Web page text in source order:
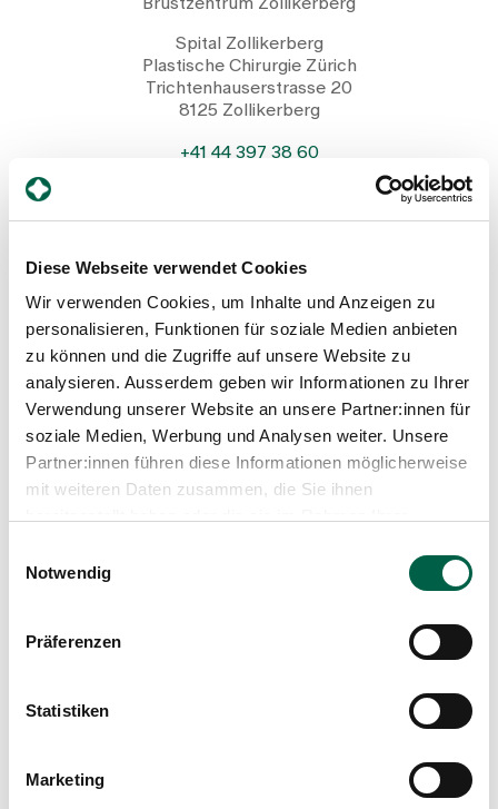
Diese Webseite verwendet Cookies
Wir verwenden Cookies, um Inhalte und Anzeigen zu
personalisieren, Funktionen für soziale Medien anbieten
zu können und die Zugriffe auf unsere Website zu
analysieren. Ausserdem geben wir Informationen zu Ihrer
Verwendung unserer Website an unsere Partner:innen für
soziale Medien, Werbung und Analysen weiter. Unsere
Partner:innen führen diese Informationen möglicherweise
mit weiteren Daten zusammen, die Sie ihnen
Notwendig
Präferenzen
Statistiken
Marketing
Spital Zollikerberg
Plastische Chirurgie Zürich
Trichtenhauserstrasse 20
8125 Zollikerberg
+41 44 397 38 60
Profil anzeigen
Aus unserem Blog